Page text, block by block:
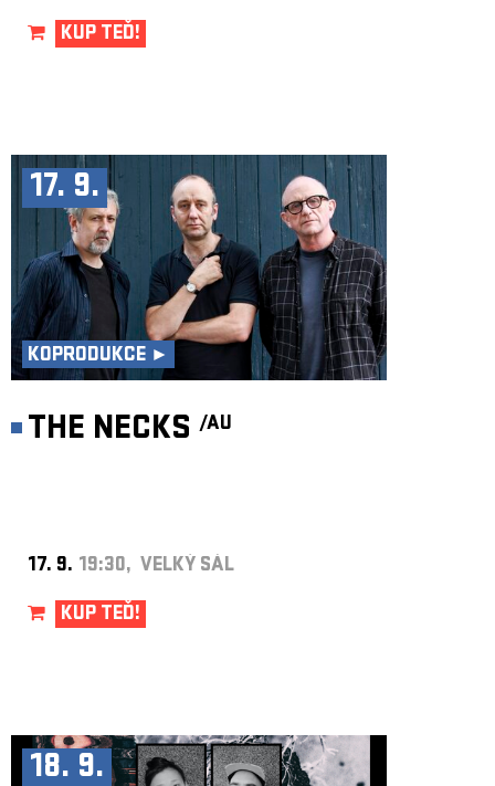
KUP TEĎ!
17. 9.
KOPRODUKCE ►
THE NECKS /AU
17. 9. 19:30, VELKÝ SÁL
KUP TEĎ!
18. 9.